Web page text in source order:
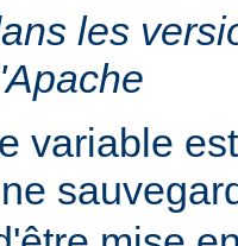
les
variable
ne